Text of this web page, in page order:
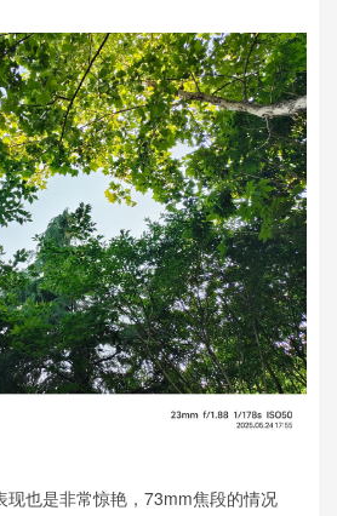
现也是非常惊艳，73mm焦段的情况